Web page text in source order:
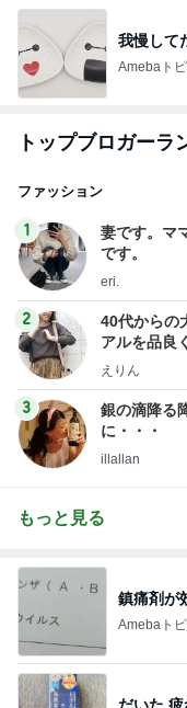
我慢して
Amebaト
トップブロガーラ
ファッション
1
妻です。マ
です。
eri.
2
40代からの
アルを品良
ファッショ
えりん
3
銀の滴降る
に・・・
illallan
もっと見る
鎮痛剤が
Amebaト
だいた